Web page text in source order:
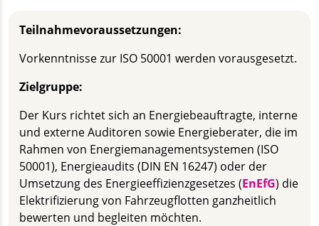
Teilnahmevoraussetzungen:
Vorkenntnisse zur ISO 50001 werden vorausgesetzt.
Zielgruppe:
Der Kurs richtet sich an Energiebeauftragte, interne
und externe Auditoren sowie Energieberater, die im
Rahmen von Energiemanagementsystemen (ISO
50001), Energieaudits (DIN EN 16247) oder der
Umsetzung des Energieeffizienzgesetzes (EnEfG) die
Elektrifizierung von Fahrzeugflotten ganzheitlich
bewerten und begleiten möchten.